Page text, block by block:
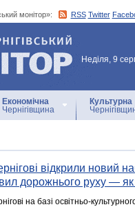
монітор»: RSS Twitter
монітор»
Неділя, 9
Економічна
Чернігівщина
Культурна
відкрили новий
дорожнього руху —
на базі освітньо-